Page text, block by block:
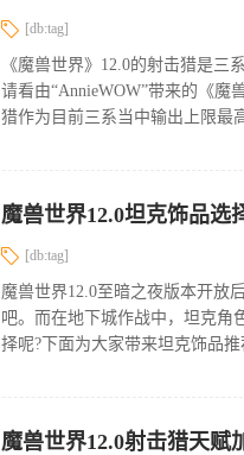
[db:tag]
《魔兽世界》12.0的射击猎是
请看由“AnnieWOW”带来的《魔
猎作为目前三系当中输出上限最
魔兽世界12.0坦克饰品选
[db:tag]
魔兽世界12.0至暗之夜版本开放
吧。而在地下城作战中，坦克角
择呢?下面为大家带来坦克饰品
魔兽世界12.0射击猎天赋